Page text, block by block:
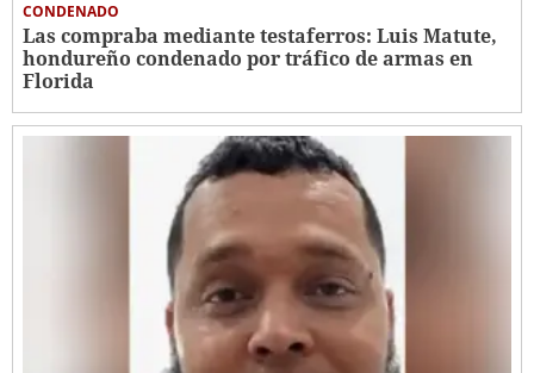
CONDENADO
Las compraba mediante testaferros: Luis Matute,
hondureño condenado por tráfico de armas en
Florida